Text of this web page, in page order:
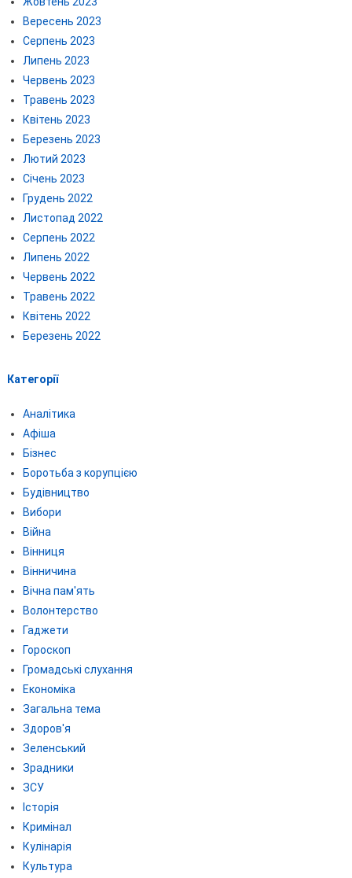
Вересень 2023
Серпень 2023
Липень 2023
Червень 2023
Травень 2023
Квітень 2023
Березень 2023
Лютий 2023
Січень 2023
Грудень 2022
Листопад 2022
Серпень 2022
Липень 2022
Червень 2022
Травень 2022
Квітень 2022
Березень 2022
Категорії
Аналітика
Афіша
Бізнес
Боротьба з корупцією
Будівництво
Вибори
Війна
Вінниця
Вінничина
Вічна пам'ять
Волонтерство
Гаджети
Гороскоп
Громадські слухання
Економіка
Загальна тема
Здоров'я
Зеленський
Зрадники
ЗСУ
Історія
Кримінал
Кулінарія
Культура